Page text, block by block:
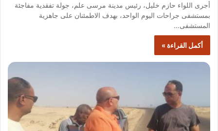
أجرى اللواء حازم خليل، رئيس مدينة مرسى علم، جولة تفقدية مفاجئة
بمستشفى جراحات اليوم الواحد، بهدف الاطمئنان على جاهزية
المستشفى…
أكمل القراءة »